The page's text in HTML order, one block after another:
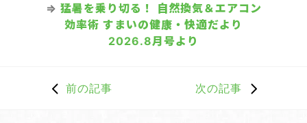
⇒ 猛暑を乗り切る！ 自然換気＆エアコン
効率術 すまいの健康・快適だより
2026.8月号より
前の記事 次の記事